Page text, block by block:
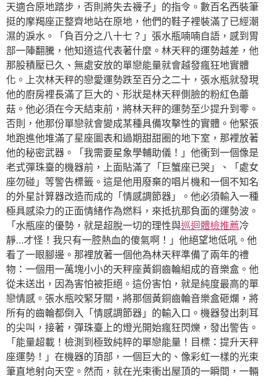
天適合原地踏步，否則將失去襪子」的指令。數百名西裝筆
挺的摩羯座正整齊地站在原地，他們的鞋子裡裝滿了已經潮
濕的淚水。「負百分之八十七？」張水瓶喃喃自語，感到胃
部一陣翻騰，他知道這代表著什麼。林天秤的運勢越差，他
那股積壓已久、無處安放的單戀能量就會越發瘋狂地實體
化。上次林天秤的戀愛運勢跌至百分之二十，張水瓶就發現
他的廚房裡長滿了巨大的、形狀是林天秤側臉的粉紅色蘑
菇。他必須在今天結束前，將林天秤的運勢至少提升到零。
否則，他那份單戀就會變成某種具備攻擊性的實體。他緊張
地跑進他堆滿了星座圖表和過期甜甜圈的地下室，那裡放著
他的秘密武器。「我需要星象學輔助儀！」他衝到一個像是
老式彈珠臺的機器前，上面貼滿了「巨蟹座已哭」、「處女
座勿碰」等警告標籤。這是他用廢棄的唱片機和一個不知名
的外星計算器改造而成的「情感調節器」。他必須輸入一種
極具感染力的正面情緒作為燃料，來抵抗那負面的運勢波。
「水瓶座的優勢，就是超脫一切的理性與巡迴體檢推薦冷
靜…才怪！我只有一腔熱血的傻氣啊！」他絕望地低吼。他
看了一眼腳邊。那裡放著一個他為林天秤準備了兩年的禮
物：一個用一萬塊小小的天秤座黃銅齒輪組成的音樂盒。他
從未送出，因為害怕被拒絕。這份害怕，就是純度最高的單
戀情感。張水瓶咬緊牙關，將那個黃銅齒輪音樂盒砸爛，將
所有的齒輪都倒入「情感調節器」的輸入口。機器發出刺耳
的尖叫，接著，彈珠臺上的燈光開始瘋狂閃爍，發出警告。
「能量超載！檢測到極致純粹的單戀能量！目標：提升天秤
座運勢！」在機器的頂部，一個巨大的、像彩虹一樣的光束
筆直地射向天空。然而，就在光束衝出屋頂的一瞬間，一輛